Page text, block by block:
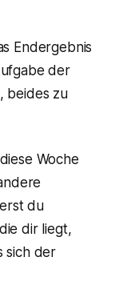
Endergebnis
der
beides zu
Woche
du
dir liegt,
sich der